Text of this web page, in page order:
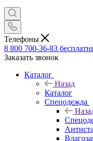
Телефоны
8 800 700-36-83
Заказать звонок
Каталог
Назад
Каталог
Спецодежда